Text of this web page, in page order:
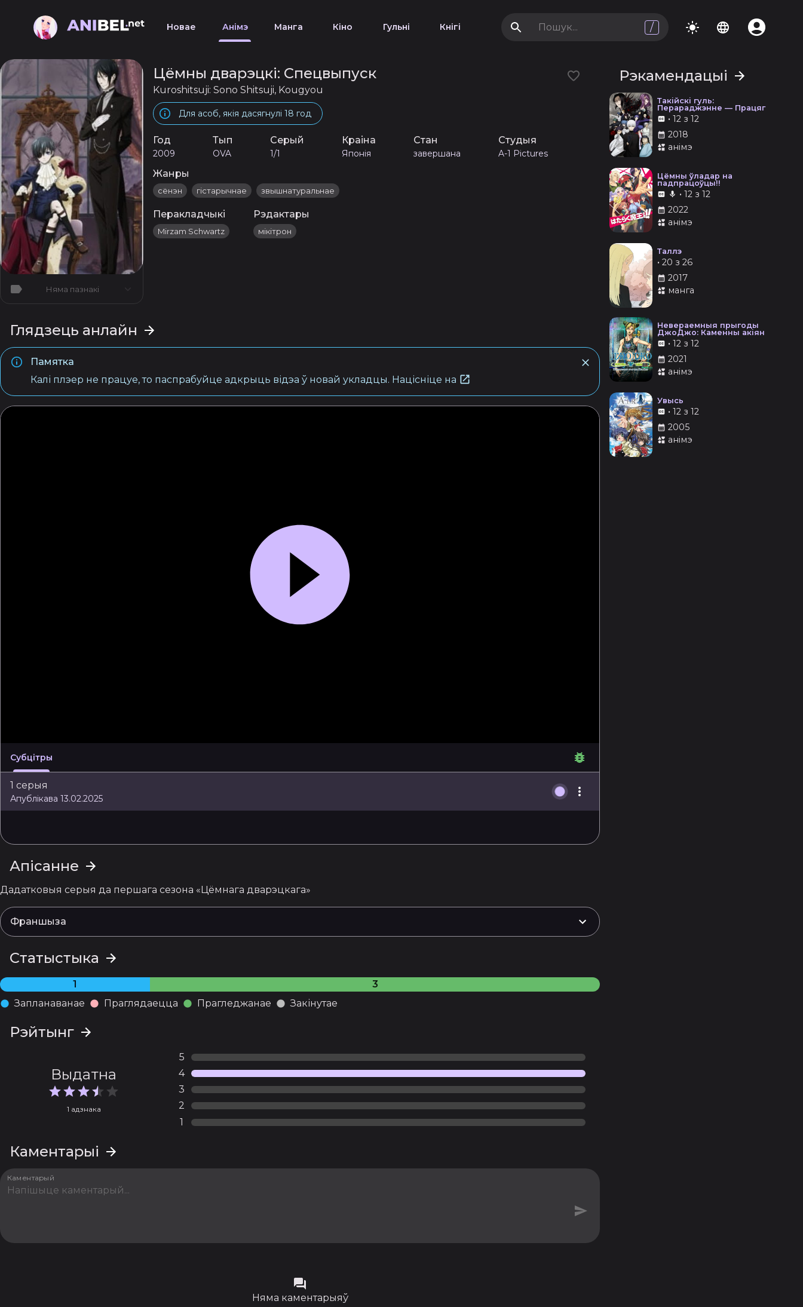
Новае Анімэ Манга Кіно Гульні Кнігі /
Няма пазнакі
Цёмны дварэцкі: Спецвыпуск
Kuroshitsuji: Sono Shitsuji, Kougyou
Для асоб, якія дасягнулі 18 год
Год
2009
Тып
OVA
Серый
1/1
Краіна
Японія
Стан
завершана
Студыя
A-1 Pictures
Жанры
сёнэн гістарычнае звышнатуральнае
Перакладчыкі
Mirzam Schwartz
Рэдактары
мікітрон
Глядзець анлайн
Памятка
Калі плэер не працуе, то паспрабуйце адкрыць відэа ў новай укладцы. Націсніце на
Субцітры
1 серыя
Апублікава 13.02.2025
Апісанне
Дадатковыя серыя да першага сезона «Цёмнага дварэцкага»
Франшыза
Статыстыка
1
3
Запланаванае
Праглядаецца Прагледжанае Закінутае
Рэйтынг
Выдатна
1 адзнака
5
4
3
2
1
Каментарыі
Каментарый
Няма каментарыяў
Рэкамендацыі
Такійскі гуль:
Перараджэнне — Працяг
• 12 з 12
2018
анімэ
Цёмны ўладар на
падпрацоўцы!!
• 12 з 12
2022
анімэ
Таллэ
• 20 з 26
2017
манга
Невераемныя прыгоды
ДжоДжо: Каменны акіян
• 12 з 12
2021
анімэ
Увысь
• 12 з 12
2005
анімэ